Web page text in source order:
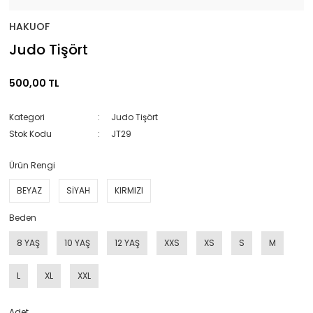
HAKUOF
Judo Tişört
500,00 TL
Kategori
Judo Tişört
Stok Kodu
JT29
Ürün Rengi
BEYAZ SİYAH KIRMIZI
Beden
8 YAŞ 10 YAŞ 12 YAŞ XXS XS S M
L XL XXL